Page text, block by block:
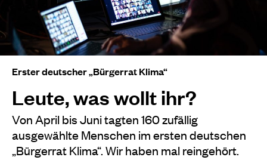
Erster deutscher „Bürgerrat Klima“
Leute, was wollt ihr?
Von April bis Juni tagten 160 zufällig
ausgewählte Menschen im ersten deutschen
„Bürgerrat Klima“. Wir haben mal reingehört.